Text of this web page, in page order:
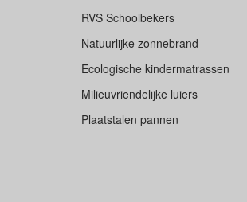
RVS Schoolbekers
Natuurlijke zonnebrand
Ecologische kindermatrassen
Milieuvriendelijke luiers
Plaatstalen pannen